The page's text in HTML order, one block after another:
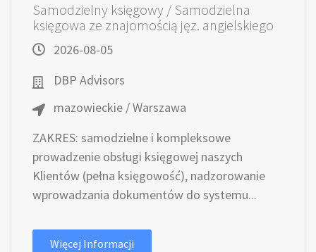
Samodzielny księgowy / Samodzielna
księgowa ze znajomością jęz. angielskiego
2026-08-05
DBP Advisors
mazowieckie / Warszawa
ZAKRES: samodzielne i kompleksowe
prowadzenie obsługi księgowej naszych
Klientów (pełna księgowość), nadzorowanie
wprowadzania dokumentów do systemu...
Więcej Informacji